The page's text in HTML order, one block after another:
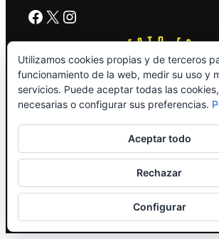
Facebook X Instagram
Copyright © 2026High
Utilizamos cookies propias y de terceros
funcionamiento de la web, medir su uso y
servicios. Puede aceptar todas las
necesarias o configurar sus preferencias.
Aceptar todo
Rechazar
Configurar